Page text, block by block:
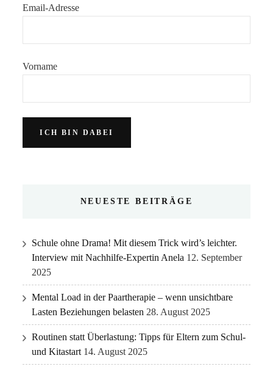
Email-Adresse
Vorname
NEUESTE BEITRÄGE
Schule ohne Drama! Mit diesem Trick wird’s leichter.
Interview mit Nachhilfe-Expertin Anela 12. September
2025
Mental Load in der Paartherapie – wenn unsichtbare
Lasten Beziehungen belasten 28. August 2025
Routinen statt Überlastung: Tipps für Eltern zum Schul-
und Kitastart 14. August 2025